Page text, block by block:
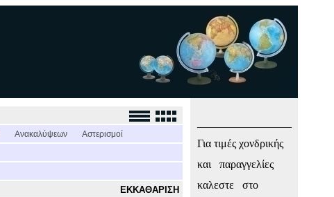
Ανακαλύψεων
Αστερισμοί
ΕΚΚΑΘΑΡΙΣΗ
Για τιμές χονδρικής
και παραγγελίες
καλεστε στο